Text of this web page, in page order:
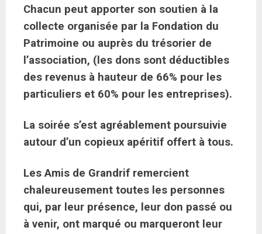
Chacun peut apporter son soutien à la
collecte organisée par la Fondation du
Patrimoine ou auprès du trésorier de
l’association, (les dons sont déductibles
des revenus à hauteur de 66% pour les
particuliers et 60% pour les entreprises).
La soirée s’est agréablement poursuivie
autour d’un copieux apéritif offert à tous.
Les Amis de Grandrif remercient
chaleureusement toutes les personnes
qui, par leur présence, leur don passé ou
à venir, ont marqué ou marqueront leur